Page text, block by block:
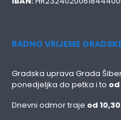
RADNO VRIJEME
Gradska uprava Grada
ponedjeljka do petka i to
Dnevni odmor traje od